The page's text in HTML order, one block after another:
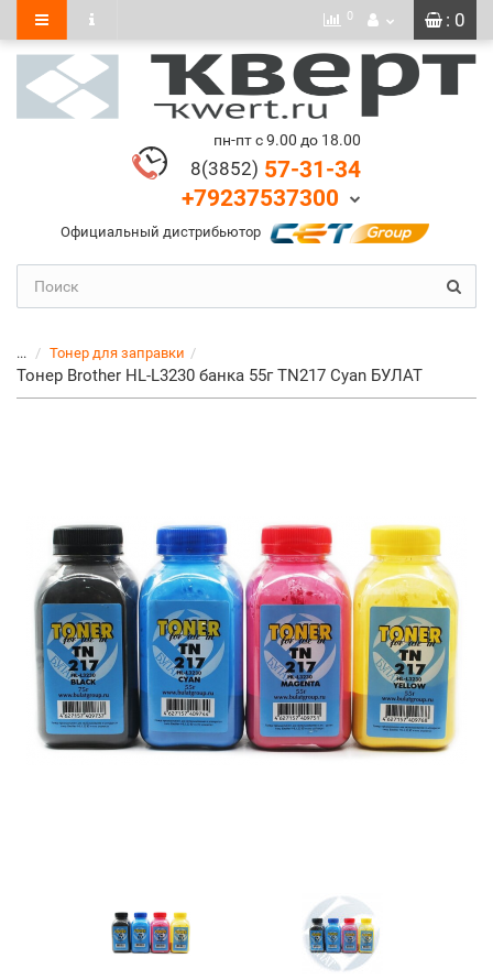
: 0
0
пн-пт с 9.00 до 18.00
8(3852) 57-31-34
+79237537300
Официальный дистрибьютор
... Тонер для заправки
Тонер Brother HL-L3230 банка 55г TN217 Cyan БУЛАТ